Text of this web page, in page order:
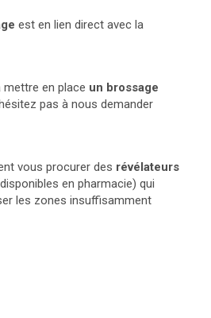
est en lien direct avec la
mettre en place un brossage
pas à nous demander
vous procurer des révélateurs
en pharmacie) qui
les zones insuffisamment